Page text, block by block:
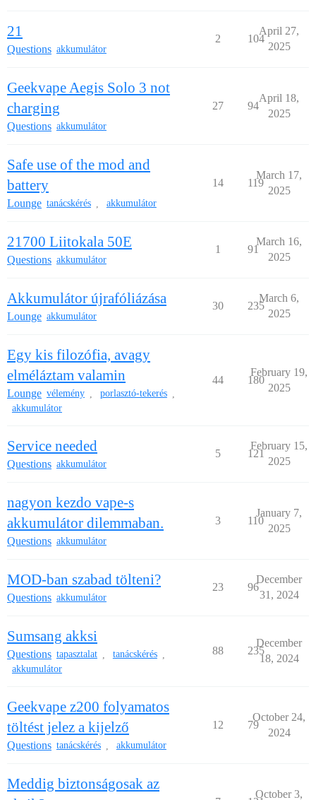
21
Questions akkumulátor
2 104
April 27,
2025
Geekvape Aegis Solo 3 not
charging
Questions akkumulátor
27 94
April 18,
2025
Safe use of the mod and
battery
Lounge tanácskérés akkumulátor
14 119
March 17,
2025
21700 Liitokala 50E
Questions akkumulátor
1 91
March 16,
2025
Akkumulátor újrafóliázása
Lounge akkumulátor
30 235
March 6,
2025
Egy kis filozófia, avagy
elméláztam valamin
Lounge vélemény porlasztó-tekerés
akkumulátor
44 180
February 19,
2025
Service needed
Questions akkumulátor
5 121
February 15,
2025
nagyon kezdo vape-s
akkumulátor dilemmaban.
Questions akkumulátor
3 110
January 7,
2025
MOD-ban szabad tölteni?
Questions akkumulátor
23 96
December
31, 2024
Sumsang akksi
Questions tapasztalat tanácskérés
akkumulátor
88 235
December
18, 2024
Geekvape z200 folyamatos
töltést jelez a kijelző
Questions tanácskérés akkumulátor
12 79
October 24,
2024
Meddig biztonságosak az
October 3,